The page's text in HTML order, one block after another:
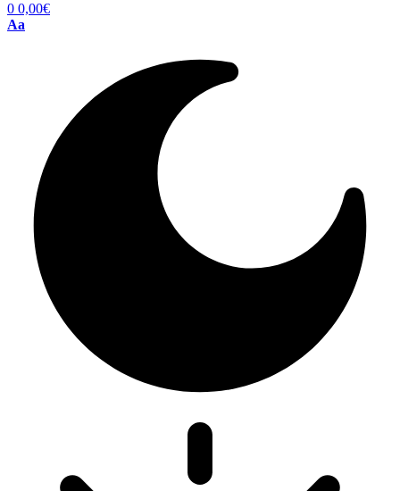
0 0,00€
Font
Aa